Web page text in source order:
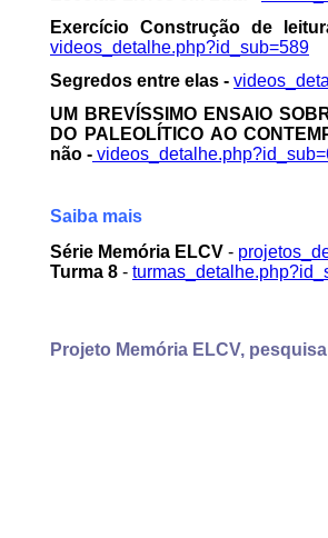
Exercício Construção de
videos_detalhe.php?id_sub=589
Segredos entre elas -
UM BREVÍSSIMO ENSAIO
DO PALEOLÍTICO AO
não -
Saiba mais
Série Memória ELCV -
Turma 8 -
Projeto Memória ELCV,